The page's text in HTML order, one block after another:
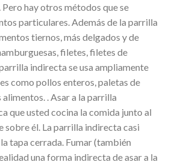
Pero hay otros métodos que se
particulares. Además de la parrilla
tiernos, más delgados y de
filetes, filetes de
indirecta se usa ampliamente
como pollos enteros, paletas de
. Asar a la parrilla
que usted cocina la comida junto al
sobre él. La parrilla indirecta casi
tapa cerrada. Fumar (también
una forma indirecta de asar a la